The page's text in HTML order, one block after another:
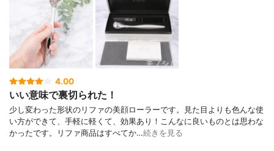
4.00
いい意味で裏切られた！
少し変わった形状のリファの美顔ローラーです。見た目よりも色んな使
い方ができて、手軽に軽くて、効果あり！こんなに良いものとは思わな
かったです。リファ商品はすべてか…続きを見る